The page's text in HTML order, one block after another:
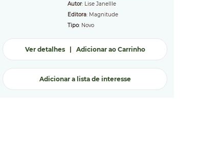
Autor: Lise Janellle
Editora: Magnitude
Tipo: Novo
Ver detalhes| Adicionar ao Carrinho
Adicionar a lista de interesse